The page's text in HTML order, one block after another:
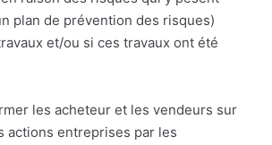
plan de prévention des risques)
et/ou si ces travaux ont été
les acheteur et les vendeurs sur
actions entreprises par les